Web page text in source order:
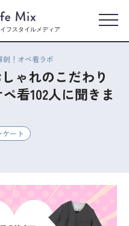
フスタイルメディア
！オペ看ラボ
ゃれのこだわり
看102人に聞きま
ケート